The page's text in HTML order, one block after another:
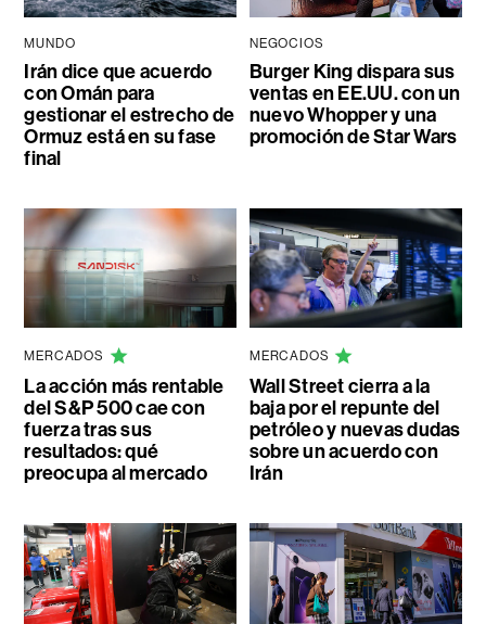
MUNDO
Irán dice que acuerdo
con Omán para
gestionar el estrecho de
Ormuz está en su fase
final
NEGOCIOS
Burger King dispara sus
ventas en EE.UU. con un
nuevo Whopper y una
promoción de Star Wars
MERCADOS
La acción más rentable
del S&P 500 cae con
fuerza tras sus
resultados: qué
preocupa al mercado
MERCADOS
Wall Street cierra a la
baja por el repunte del
petróleo y nuevas dudas
sobre un acuerdo con
Irán